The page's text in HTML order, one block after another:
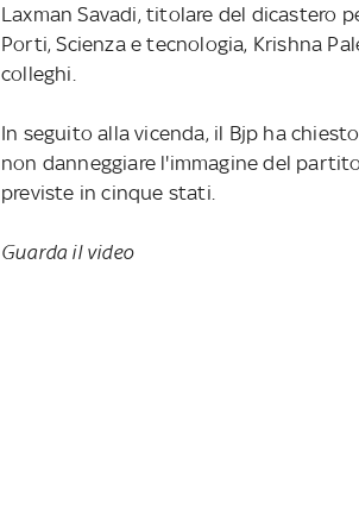
Laxman Savadi, titolare del dicastero
Porti, Scienza e tecnologia, Krishna
colleghi.
In seguito alla vicenda, il Bjp ha
non danneggiare l'immagine del
previste in cinque stati.
Guarda il video